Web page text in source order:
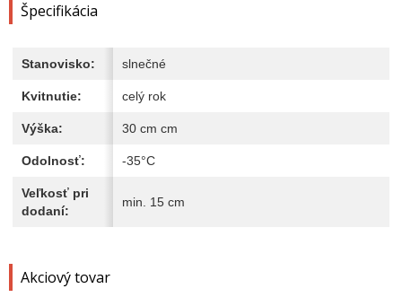
Akciový tovar
Špecifikácia
Stanovisko: slnečné
Kvitnutie: celý rok
Výška: 30 cm cm
Odolnosť: -35°C
Veľkosť pri
dodaní:
min. 15 cm